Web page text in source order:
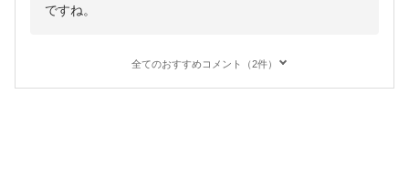
ですね。
全てのおすすめコメント（2件）